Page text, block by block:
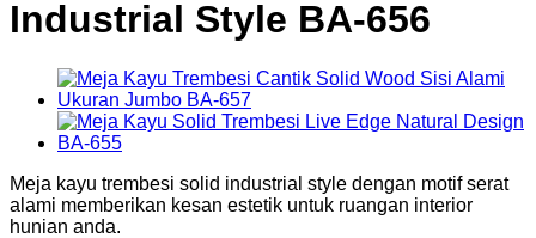
Industrial Style BA-656
Meja kayu trembesi solid industrial style dengan motif serat
alami memberikan kesan estetik untuk ruangan interior
hunian anda.